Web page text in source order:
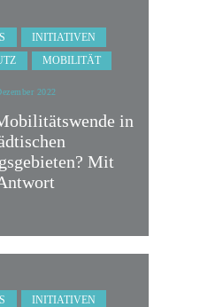
INITIATIVEN
MOBILITÄT
2022
in
Mit
INITIATIVEN